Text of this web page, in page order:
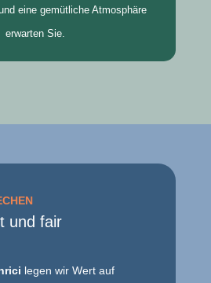
eine gemütliche Atmosphäre
erwarten Sie.
und fair
legen wir Wert auf